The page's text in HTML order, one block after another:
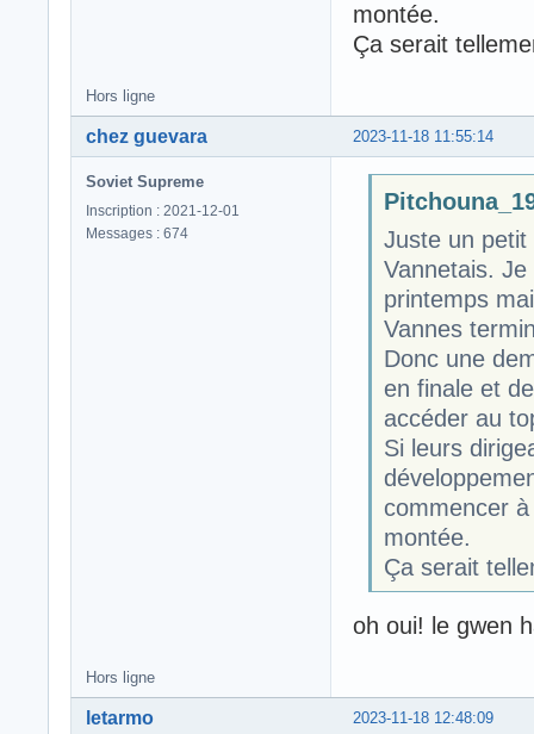
montée.
Ça serait
Hors ligne
2023-11-18 11:55:14
chez guevara
Soviet Supreme
Inscription : 2021-12-01
Messages : 674
Juste un
Vannetais.
printemps
Vannes
Donc une
en finale et
accéder au
Si leurs
commencer
montée.
Ça serait
oh oui! le gwen
Hors ligne
2023-11-18 12:48:09
letarmo